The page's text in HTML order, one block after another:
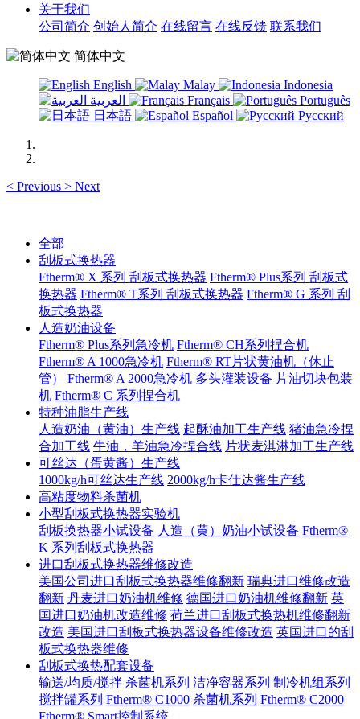
关于我们
公司简介 创始人简介 在线留言 在线反馈 联系我们
简体中文
English Malay
Indonesia
Français
Português
日本語
Español Русский
< Previous > Next
全部
刮板式换热器
Ftherm® X 系列 刮板式换热器 Ftherm® Plus系列 刮板式
换热器 Ftherm® T系列 刮板式换热器 Ftherm® G 系列 刮
板式换热器
人造奶油设备
Ftherm® Plus系列急冷机 Ftherm® CH系列捏合机
Ftherm® A 1000急冷机 Ftherm® RT片状黄油机（休止
管）
Ftherm® A 2000急冷机 多头灌装设备 片油切块包装
机 Ftherm® C 系列捏合机
特种油脂生产线
人造奶油（黄油）生产线 起酥油加工生产线 猪油急冷捏
合加工线 牛油，羊油急冷捏合线 片状麦淇淋加工生产线
可丝达（蛋黄酱）生产线
1000kg/h可丝达生产线 2000kg/h卡仕达酱生产线
高粘度物料杀菌机
小型刮板式换热器实验机
刮板换热器小试设备 人造（黄）奶油小试设备 Ftherm®
K 系列刮板式换热器
进口刮板式换热器维修改造
美国公司进口刮板式换热器维修翻新 瑞典进口维修改造
翻新 丹麦进口奶油机维修 德国进口奶油机维修翻新 英
国进口奶油机改造维修 荷兰进口刮板式换热机维修翻新
改造 美国进口刮板式换热器设备维修改造 英国进口的刮
板式换热器维修
刮板式换热配套设备
输送/均质/搅拌 杀菌机系列 洁净容器系列 制冷机组系列
搅拌罐系列 Ftherm® C1000 杀菌机系列 Ftherm® C2000
Ftherm® Smart控制系统